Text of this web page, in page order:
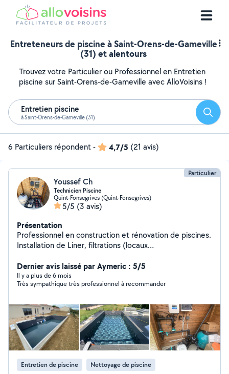
Entreteneurs de piscine à Saint-Orens-de-Gameville
(31) et alentours
Trouvez votre Particulier ou Professionnel en Entretien
piscine sur Saint-Orens-de-Gameville avec AlloVoisins !
Entretien piscine
à Saint-Orens-de-Gameville (31)
6 Particuliers répondent- 4,7/5 (21 avis)
Particulier
Youssef Ch
Technicien Piscine
Quint-Fonsegrives (Quint-Fonsegrives)
5/5 (3 avis)
Présentation
Professionnel en construction et rénovation de piscines.
Installation de Liner, filtrations (locaux
Réparation/Remplacement de locaux
techniques,liners,skimmers,fuites.. Diagnostics et
pannes générales. Entretien de l'eau, eau verte,
Dernier avis laissé par Aymeric : 5/5
Il y a plus de 6 mois
Très sympathique très professionnel à recommander
Entretien de piscine Nettoyage de piscine